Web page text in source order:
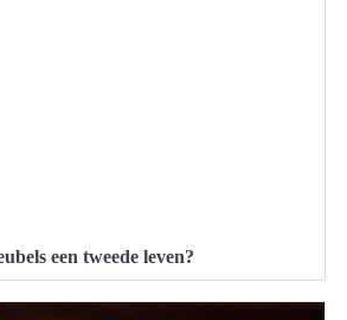
een tweede leven?